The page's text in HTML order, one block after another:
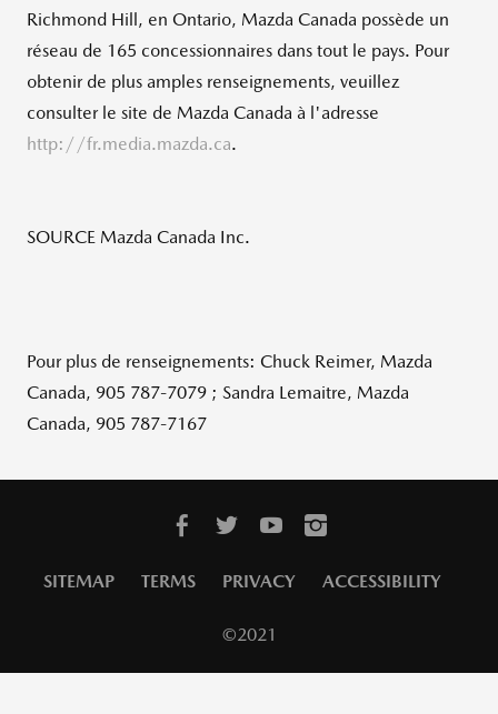
Richmond Hill, en Ontario, Mazda Canada possède un
réseau de 165 concessionnaires dans tout le pays. Pour
obtenir de plus amples renseignements, veuillez
consulter le site de Mazda Canada à l'adresse
http://fr.media.mazda.ca.
SOURCE Mazda Canada Inc.
Pour plus de renseignements: Chuck Reimer, Mazda
Canada, 905 787-7079 ; Sandra Lemaitre, Mazda
Canada, 905 787-7167
SITEMAP TERMS PRIVACY ACCESSIBILITY
©2021